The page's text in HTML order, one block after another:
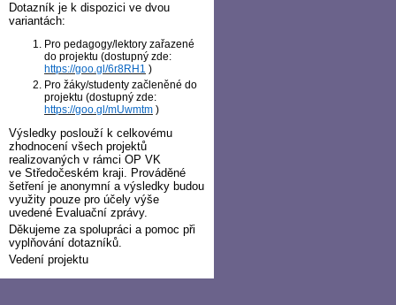
Dotazník je k dispozici ve dvou
variantách:
Pro pedagogy/lektory zařazené
do projektu (dostupný zde:
https://goo.gl/6r8RH1 )
Pro žáky/studenty začleněné do
projektu (dostupný zde:
https://goo.gl/mUwmtm )
Výsledky poslouží k celkovému
zhodnocení všech projektů
realizovaných v rámci OP VK
ve Středočeském kraji. Prováděné
šetření je anonymní a výsledky budou
využity pouze pro účely výše
uvedené Evaluační zprávy.
Děkujeme za spolupráci a pomoc při
vyplňování dotazníků.
Vedení projektu